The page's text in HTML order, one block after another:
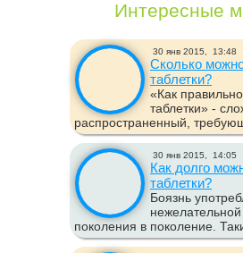
Интересные
30 янв 2015, 13:48
Сколько
таблетки?
«Как
таблетки» -
распространенный,
30 янв 2015, 14:05
Как долго
таблетки?
Боязнь
поколения в поколение.